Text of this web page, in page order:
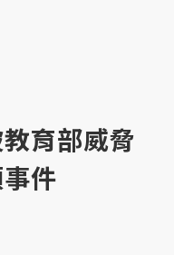
育部威脅
件